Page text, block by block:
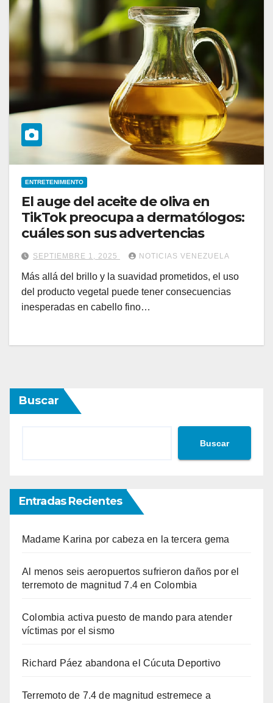
ENTRETENIMIENTO
El auge del aceite de oliva en
TikTok preocupa a dermatólogos:
cuáles son sus advertencias
SEPTIEMBRE 1, 2025 NOTICIAS VENEZUELA
Más allá del brillo y la suavidad prometidos, el uso
del producto vegetal puede tener consecuencias
inesperadas en cabello fino…
Buscar
Buscar
Entradas Recientes
Madame Karina por cabeza en la tercera gema
Al menos seis aeropuertos sufrieron daños por el
terremoto de magnitud 7.4 en Colombia
Colombia activa puesto de mando para atender
víctimas por el sismo
Richard Páez abandona el Cúcuta Deportivo
Terremoto de 7.4 de magnitud estremece a